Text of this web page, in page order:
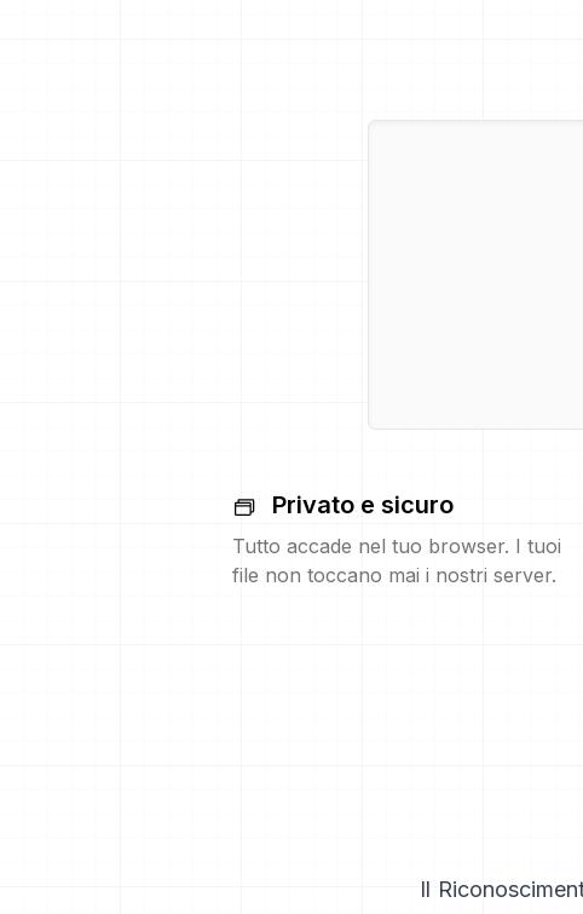
Privato e sicuro
Tutto accade nel tuo browser. I tuoi
file non toccano mai i nostri server.
Il